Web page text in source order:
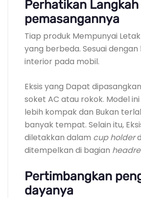
Perhatikan Langkah
pemasangannya
Tiap produk Mempunyai
yang berbeda. Sesuai dengan
interior pada mobil.
Eksis yang Dapat
soket AC atau rokok. Model
lebih kompak dan Bukan
banyak tempat. Selain itu,
diletakkan dalam cup holder
ditempelkan di bagian
Pertimbangkan
dayanya